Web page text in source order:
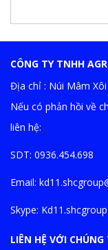
CÔNG TY TNHH
Địa chỉ : Núi Mâm
Nếu có phản hồi về
liên hệ:
SDT: 0936.454.698
Email:
Skype: Kd11.shcgroup
LIÊN HỆ VỚI CHÚNG